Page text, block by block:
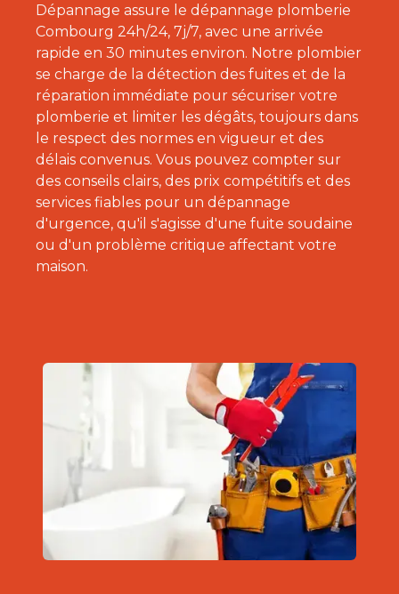
Dépannage assure le dépannage plomberie
Combourg 24h/24, 7j/7, avec une arrivée
rapide en 30 minutes environ. Notre plombier
se charge de la détection des fuites et de la
réparation immédiate pour sécuriser votre
plomberie et limiter les dégâts, toujours dans
le respect des normes en vigueur et des
délais convenus. Vous pouvez compter sur
des conseils clairs, des prix compétitifs et des
services fiables pour un dépannage
d'urgence, qu'il s'agisse d'une fuite soudaine
ou d'un problème critique affectant votre
maison.